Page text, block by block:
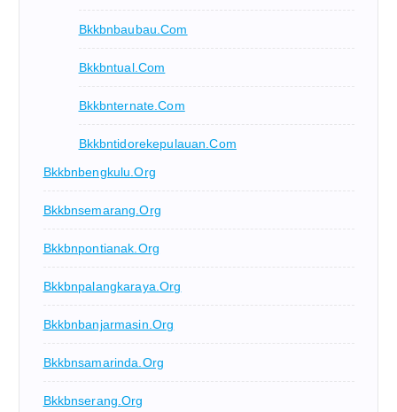
Bkkbnbaubau.com
Bkkbntual.com
Bkkbnternate.com
Bkkbntidorekepulauan.com
Bkkbnbengkulu.org
Bkkbnsemarang.org
Bkkbnpontianak.org
Bkkbnpalangkaraya.org
Bkkbnbanjarmasin.org
Bkkbnsamarinda.org
Bkkbnserang.org